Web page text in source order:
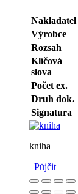
Nakladatel
Výrobce
Rozsah
Klíčová
slova
Počet ex.
Druh dok.
Signatura
kniha
Půjčit